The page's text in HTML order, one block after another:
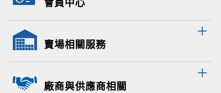
會員中心
賣場相關服務
廠商與供應商相關